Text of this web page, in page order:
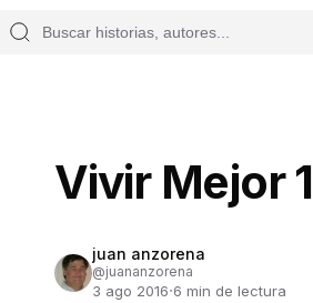
Vivir Mejor 1
juan anzorena
@juananzorena
3 ago 2016·6 min de lectura